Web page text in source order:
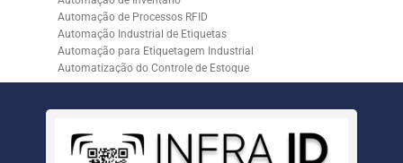
Automação de Processos RFID
Automação Industrial de Etiquetas
Automação para Etiquetagem Industrial
Automatização do Controle de Estoque
Controle de Estoque com RFID
Empresa de Automação para Processos Logísticos
Empresa de Rastreabilidade Industrial